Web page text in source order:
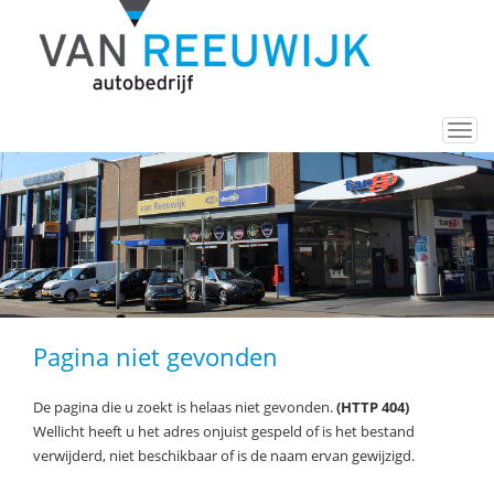
Pagina niet gevonden
De pagina die u zoekt is helaas niet gevonden.(HTTP 404)
Wellicht heeft u het adres onjuist gespeld of is het bestand
verwijderd, niet beschikbaar of is de naam ervan gewijzigd.